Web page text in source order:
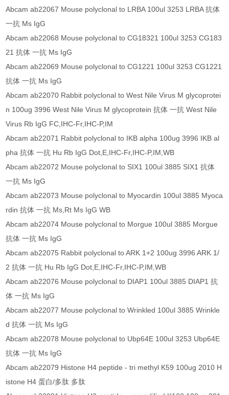
Abcam ab22067 Mouse polyclonal to LRBA 100ul 3253 LRBA 抗体
一抗 Ms IgG
Abcam ab22068 Mouse polyclonal to CG18321 100ul 3253 CG183
21 抗体 一抗 Ms IgG
Abcam ab22069 Mouse polyclonal to CG1221 100ul 3253 CG1221
抗体 一抗 Ms IgG
Abcam ab22070 Rabbit polyclonal to West Nile Virus M glycoprotei
n 100ug 3996 West Nile Virus M glycoprotein 抗体 一抗 West Nile
Virus Rb IgG FC,IHC-Fr,IHC-P,IM
Abcam ab22071 Rabbit polyclonal to IKB alpha 100ug 3996 IKB al
pha 抗体 一抗 Hu Rb IgG Dot,E,IHC-Fr,IHC-P,IM,WB
Abcam ab22072 Mouse polyclonal to SIX1 100ul 3885 SIX1 抗体
一抗 Ms IgG
Abcam ab22073 Mouse polyclonal to Myocardin 100ul 3885 Myoca
rdin 抗体 一抗 Ms,Rt Ms IgG WB
Abcam ab22074 Mouse polyclonal to Morgue 100ul 3885 Morgue
抗体 一抗 Ms IgG
Abcam ab22075 Rabbit polyclonal to ARK 1+2 100ug 3996 ARK 1/
2 抗体 一抗 Hu Rb IgG Dot,E,IHC-Fr,IHC-P,IM,WB
Abcam ab22076 Mouse polyclonal to DIAP1 100ul 3885 DIAP1 抗
体 一抗 Ms IgG
Abcam ab22077 Mouse polyclonal to Wrinkled 100ul 3885 Wrinkle
d 抗体 一抗 Ms IgG
Abcam ab22078 Mouse polyclonal to Ubp64E 100ul 3253 Ubp64E
抗体 一抗 Ms IgG
Abcam ab22079 Histone H4 peptide - tri methyl K59 100ug 2010 H
istone H4 蛋白/多肽 多肽